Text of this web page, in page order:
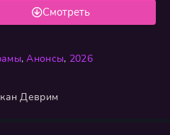
,Анонсы, 2026
Деврим
Смотреть